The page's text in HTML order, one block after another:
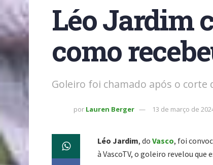
Léo Jardim
como
Goleiro foi chamado após o corte
por Lauren Berger 13 de março de
Léo Jardim, do Vasco, foi
à VascoTV, o goleiro revelou que